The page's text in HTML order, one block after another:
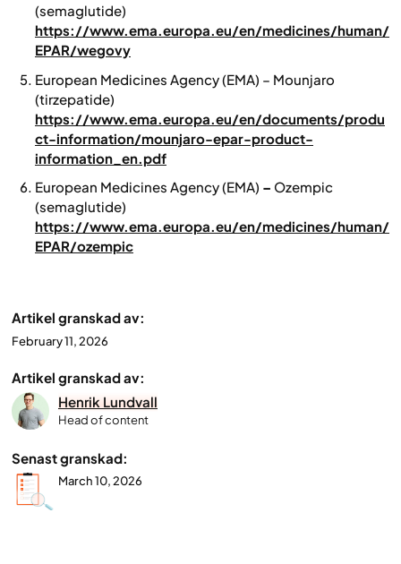
(semaglutide)
https://www.ema.europa.eu/en/medicines/human/
EPAR/wegovy
European Medicines Agency (EMA) – Mounjaro
(tirzepatide)
https://www.ema.europa.eu/en/documents/produ
ct-information/mounjaro-epar-product-
information_en.pdf
European Medicines Agency (EMA) – Ozempic
(semaglutide)
https://www.ema.europa.eu/en/medicines/human/
EPAR/ozempic
Artikel granskad av:
February 11, 2026
Artikel granskad av:
Henrik Lundvall
Head of content
Senast granskad:
March 10, 2026